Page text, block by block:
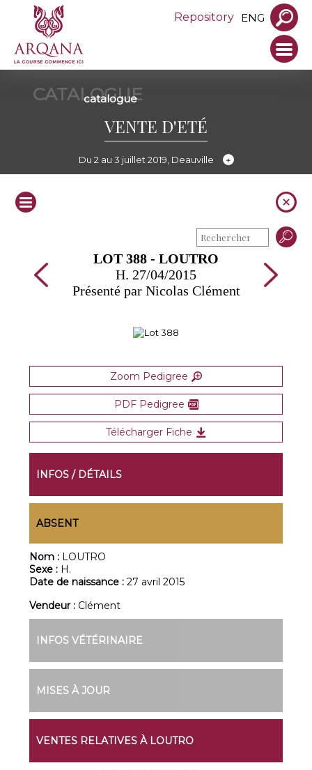
Repository ENG
CATALOGUE
catalogue
VENTE D'ETÉ
Du 2 au 3 juillet 2019, Deauville
LOT 388 - LOUTRO
H. 27/04/2015
Présenté par Nicolas Clément
Zoom Pedigree
PDF Pedigree
Télécharger Fiche
INFOS / DÉTAILS
ABSENT
Nom : LOUTRO
Sexe : H.
Date de naissance :27 avril 2015
Vendeur : Clément
INFOS VÉTÉRINAIRE
MISES À JOUR
VENTES RELATIVES À LOUTRO